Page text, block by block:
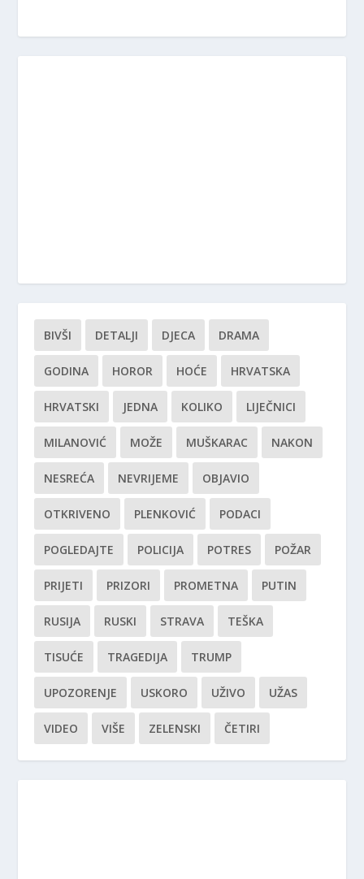
BIVŠI DETALJI DJECA DRAMA
GODINA HOROR HOĆE HRVATSKA
HRVATSKI JEDNA KOLIKO LIJEČNICI
MILANOVIĆ MOŽE MUŠKARAC NAKON
NESREĆA NEVRIJEME OBJAVIO
OTKRIVENO PLENKOVIĆ PODACI
POGLEDAJTE POLICIJA POTRES POŽAR
PRIJETI PRIZORI PROMETNA PUTIN
RUSIJA RUSKI STRAVA TEŠKA
TISUĆE TRAGEDIJA TRUMP
UPOZORENJE USKORO UŽIVO UŽAS
VIDEO VIŠE ZELENSKI ČETIRI